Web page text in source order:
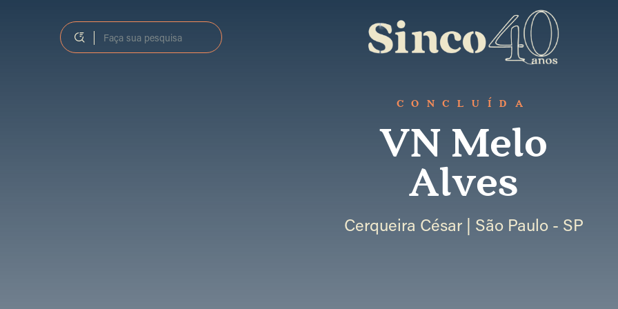
CONCLUÍDA
VN Melo
Alves
Cerqueira César | São Paulo - SP